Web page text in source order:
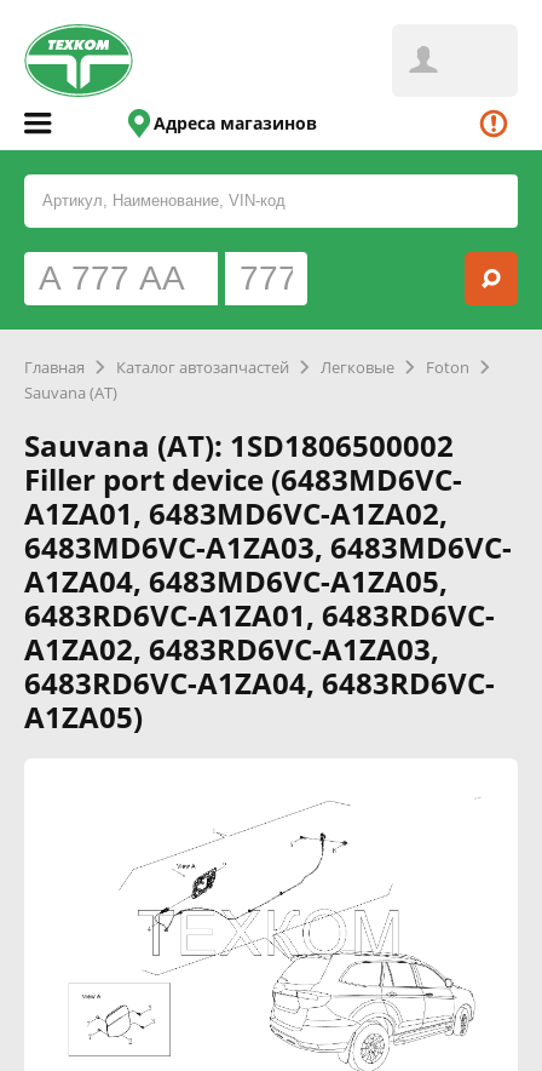
Адреса магазинов
Главная Каталог автозапчастей Легковые
Foton
Sauvana (AT)
Sauvana (AT): 1SD1806500002
Filler port device (6483MD6VC-
A1ZA01, 6483MD6VC-A1ZA02,
6483MD6VC-A1ZA03, 6483MD6VC-
A1ZA04, 6483MD6VC-A1ZA05,
6483RD6VC-A1ZA01, 6483RD6VC-
A1ZA02, 6483RD6VC-A1ZA03,
6483RD6VC-A1ZA04, 6483RD6VC-
A1ZA05)